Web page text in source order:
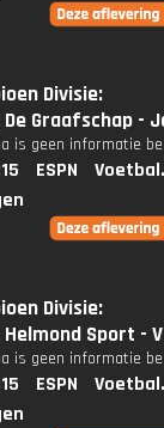
Divisie:
Graafschap -
is geen informatie
ESPN
Divisie:
Sport -
is geen informatie
ESPN